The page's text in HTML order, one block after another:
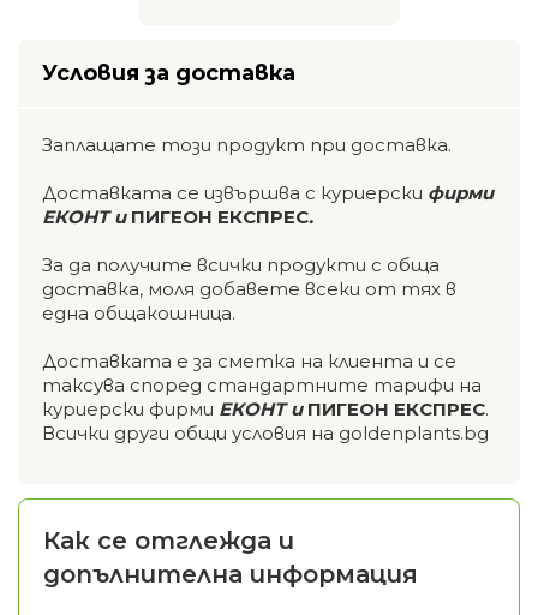
Условия за доставка
Заплащате този продукт при доставка.
Доставката се извършва с куриерски фирми
ЕКОНТ и ПИГЕОН ЕКСПРЕС.
За да получите всички продукти с обща
доставка, моля добавете всеки от тях в
една общакошница.
Доставката е за сметка на клиента и се
таксува според стандартните тарифи на
куриерски фирми ЕКОНТ и ПИГЕОН ЕКСПРЕС.
Всички други общи условия на goldenplants.bg
Как се отглежда и
допълнителна информация